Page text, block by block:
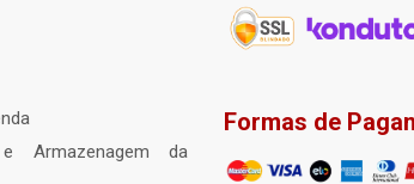
Armazenagem da
Formas de